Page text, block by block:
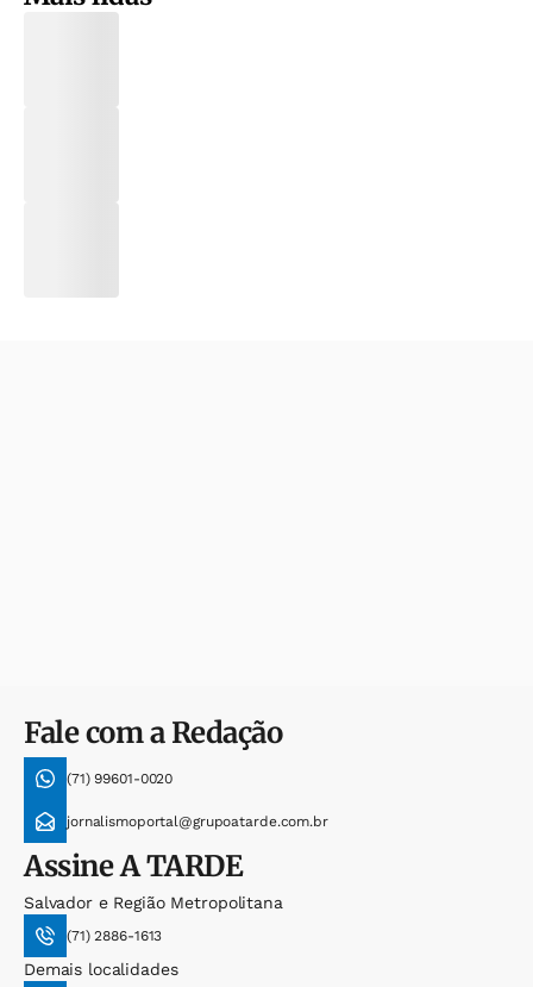
Fale com a Redação
(71) 99601-0020
jornalismoportal@grupoatarde.com.br
AssineA TARDE
Salvador e Região Metropolitana
(71) 2886-1613
Demais localidades